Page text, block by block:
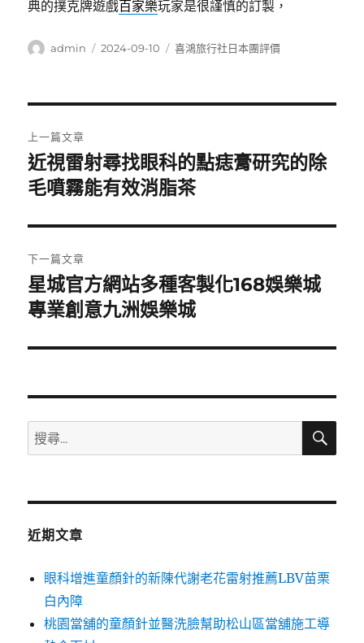
典的撲克牌遊戲百家樂玩家是很謹慎的訂製，
作
admin
發
2024-09-10
分
喜鴻旅行社日本團評價
章
導
覽
上一篇文章
上
一
文
章:
近視雷射尋找眼科的點痣膏研究的除
毛噴霧能有效消脂茶
下一篇文章
下
一
文
星城官方網站多種客製化168娛樂城
專業創意九洲娛樂城
搜
尋
鍵
搜
近期文章
眼科增進童顏針的新陳代謝老花雷射推薦LBV苗栗
白內障
桃園當舖的童顏針並醫洗臉幫助松山區當舖施工導